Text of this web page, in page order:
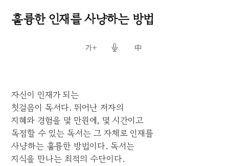
훌륭한 인재를 사냥하는 방법
자신이 인재가 되는
첫걸음이 독서다. 뛰어난 저자의
지혜와 경험을 몇 만원에, 몇 시간이고
독점할 수 있는 독서는 그 자체로 인재를
사냥하는 훌륭한 방법이다. 독서는
지식을 만나는 최적의 수단이다.